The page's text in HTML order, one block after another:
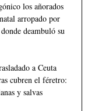
los añorados
arropado por
deambuló su
a Ceuta
cubren el féretro:
y salvas